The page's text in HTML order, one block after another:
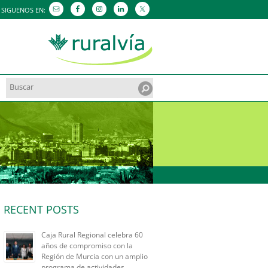
SIGUENOS EN:
Search
for:
RECENT POSTS
Caja Rural Regional celebra 60
años de compromiso con la
Región de Murcia con un amplio